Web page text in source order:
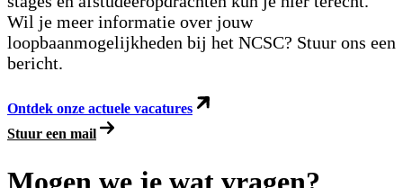
Wil je meer informatie over jouw
loopbaanmogelijkheden bij het NCSC? Stuur ons een
bericht.
Ontdek onze actuele vacatures
Stuur een mail